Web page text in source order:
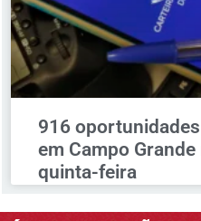
916
em Campo
quinta-feira